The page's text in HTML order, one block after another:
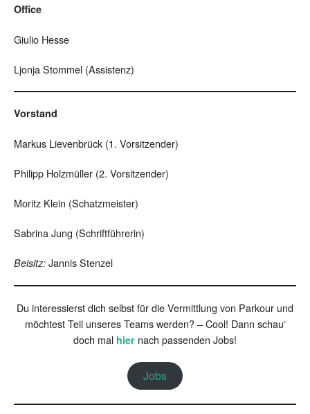
Office
Giulio Hesse
Ljonja Stommel (Assistenz)
Vorstand
Markus Lievenbrück (1. Vorsitzender)
Philipp Holzmüller (2. Vorsitzender)
Moritz Klein (Schatzmeister)
Sabrina Jung (Schriftführerin)
Beisitz: Jannis Stenzel
Du interessierst dich selbst für die Vermittlung von Parkour und
möchtest Teil unseres Teams werden? – Cool! Dann schau‘
doch mal hier nach passenden Jobs!
Jobs